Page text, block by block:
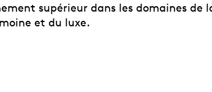
supérieur dans les domaines de
et du luxe.